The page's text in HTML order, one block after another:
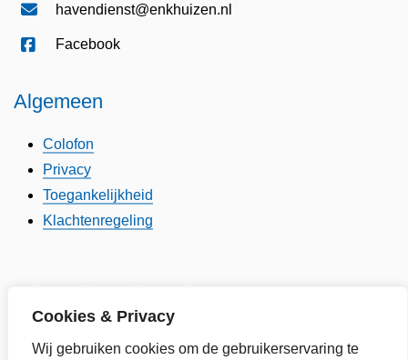
Cookies & Privacy
Wij gebruiken cookies om de gebruikerservaring te
havendienst@enkhuizen.nl
Facebook
Algemeen
Colofon
Privacy
Toegankelijkheid
Klachtenregeling